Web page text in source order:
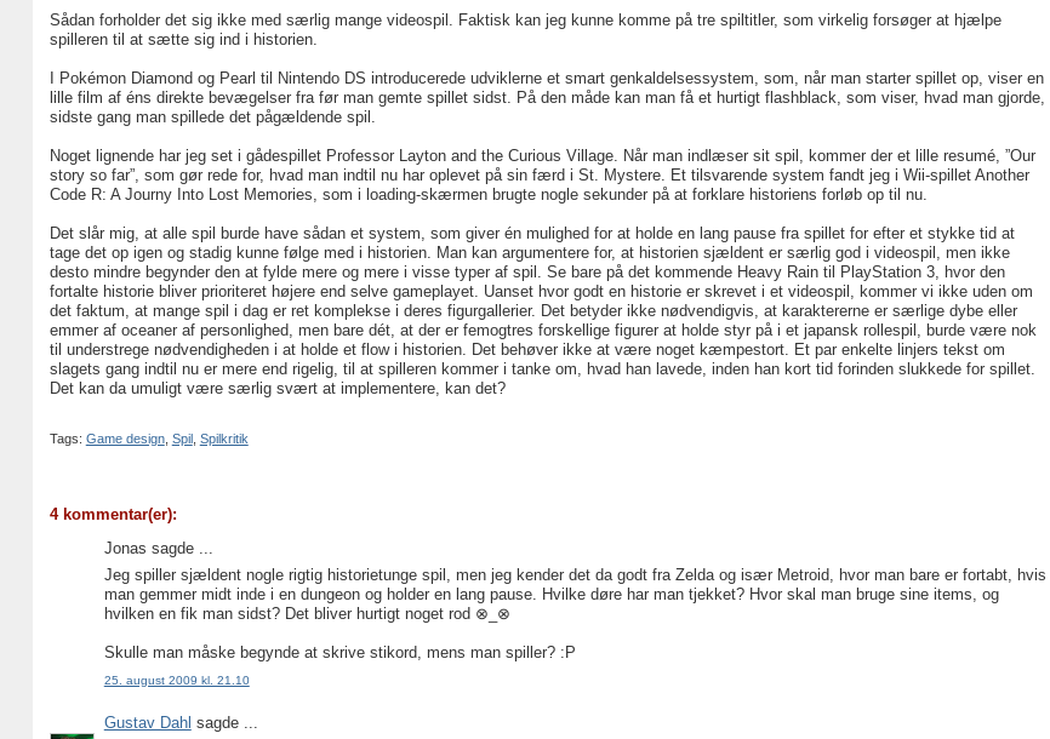
Sådan forholder det sig ikke med særlig mange videospil. Faktisk kan jeg kunne komme på tre spiltitler, som virkelig forsøger at hjælpe
spilleren til at sætte sig ind i historien.
I Pokémon Diamond og Pearl til Nintendo DS introducerede udviklerne et smart genkaldelsessystem, som, når man starter spillet op, viser en
lille film af éns direkte bevægelser fra før man gemte spillet sidst. På den måde kan man få et hurtigt flashblack, som viser, hvad man gjorde,
sidste gang man spillede det pågældende spil.
Noget lignende har jeg set i gådespillet Professor Layton and the Curious Village. Når man indlæser sit spil, kommer der et lille resumé, ”Our
story so far”, som gør rede for, hvad man indtil nu har oplevet på sin færd i St. Mystere. Et tilsvarende system fandt jeg i Wii-spillet Another
Code R: A Journy Into Lost Memories, som i loading-skærmen brugte nogle sekunder på at forklare historiens forløb op til nu.
Det slår mig, at alle spil burde have sådan et system, som giver én mulighed for at holde en lang pause fra spillet for efter et stykke tid at
tage det op igen og stadig kunne følge med i historien. Man kan argumentere for, at historien sjældent er særlig god i videospil, men ikke
desto mindre begynder den at fylde mere og mere i visse typer af spil. Se bare på det kommende Heavy Rain til PlayStation 3, hvor den
fortalte historie bliver prioriteret højere end selve gameplayet. Uanset hvor godt en historie er skrevet i et videospil, kommer vi ikke uden om
det faktum, at mange spil i dag er ret komplekse i deres figurgallerier. Det betyder ikke nødvendigvis, at karaktererne er særlige dybe eller
emmer af oceaner af personlighed, men bare dét, at der er femogtres forskellige figurer at holde styr på i et japansk rollespil, burde være nok
til understrege nødvendigheden i at holde et flow i historien. Det behøver ikke at være noget kæmpestort. Et par enkelte linjers tekst om
slagets gang indtil nu er mere end rigelig, til at spilleren kommer i tanke om, hvad han lavede, inden han kort tid forinden slukkede for spillet.
Det kan da umuligt være særlig svært at implementere, kan det?
Tags: Game design, Spil , Spilkritik
4 kommentar(er):
Jonas sagde ...
Jeg spiller sjældent nogle rigtig historietunge spil, men jeg kender det da godt fra Zelda og især Metroid, hvor man bare er fortabt, hvis
man gemmer midt inde i en dungeon og holder en lang pause. Hvilke døre har man tjekket? Hvor skal man bruge sine items, og
hvilken en fik man sidst? Det bliver hurtigt noget rod ⊗_⊗
Skulle man måske begynde at skrive stikord, mens man spiller? :P
25. august 2009 kl. 21.10
Gustav Dahl sagde ...